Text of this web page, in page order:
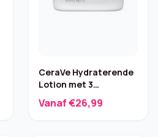
CeraVe Hydraterende
Lotion met 3
Ceramiden – 1000 ml
Vanaf €26,99